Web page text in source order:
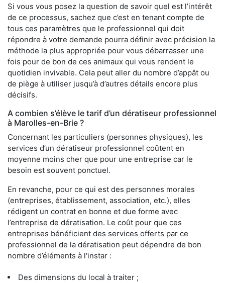
Si vous vous posez la question de savoir quel est l’intérêt
de ce processus, sachez que c’est en tenant compte de
tous ces paramètres que le professionnel qui doit
répondre à votre demande pourra définir avec précision la
méthode la plus appropriée pour vous débarrasser une
fois pour de bon de ces animaux qui vous rendent le
quotidien invivable. Cela peut aller du nombre d’appât ou
de piège à utiliser jusqu’à d’autres détails encore plus
décisifs.
A combien s’élève le tarif d’un dératiseur professionnel
à Marolles-en-Brie ?
Concernant les particuliers (personnes physiques), les
services d’un dératiseur professionnel coûtent en
moyenne moins cher que pour une entreprise car le
besoin est souvent ponctuel.
En revanche, pour ce qui est des personnes morales
(entreprises, établissement, association, etc.), elles
rédigent un contrat en bonne et due forme avec
l’entreprise de dératisation. Le coût pour que ces
entreprises bénéficient des services offerts par ce
professionnel de la dératisation peut dépendre de bon
nombre d’éléments à l'instar :
Des dimensions du local à traiter ;